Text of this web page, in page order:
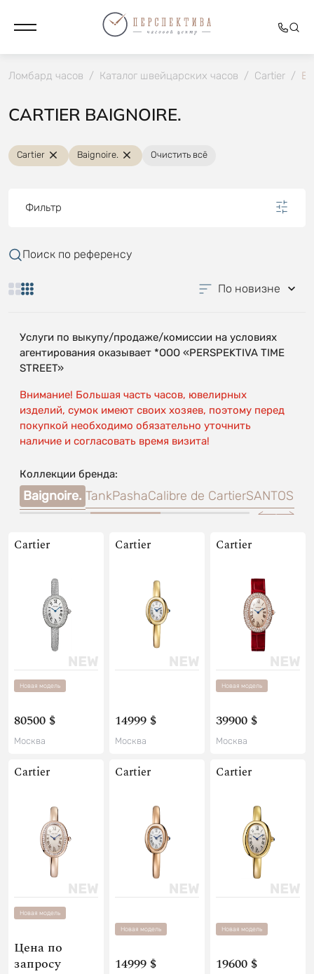
Ломбард часов / Каталог швейцарских часов / Cartier /
CARTIER BAIGNOIRE.
Cartier Baignoire. Очистить всё
Фильтр
Поиск по референсу
По новизне
Услуги по выкупу/продаже/комиссии на условиях
агентирования оказывает *OOO «PERSPEKTIVA TIME
STREET»
Внимание! Большая часть часов, ювелирных
изделий, сумок имеют своих хозяев, поэтому перед
покупкой необходимо обязательно уточнить
наличие и согласовать время визита!
Коллекции бренда:
Baignoire. TankPashaCalibre de CartierSANTOS-
Cartier
Новая модель
80500 $
Москва
Cartier
14999 $
Москва
Cartier
Новая модель
39900 $
Москва
Cartier
Новая модель
Цена по
запросу
Cartier
Новая модель
14999 $
Cartier
Новая модель
19600 $